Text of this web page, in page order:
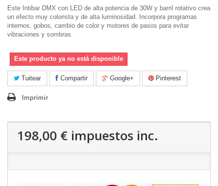
Este Intibar DMX con LED de alta potencia de 30W y barril rotativo crea
un efecto muy colorista y de alta luminosidad. Incorpora programas
internos, gobos, cambio de color y motores de pasos para evitar
vibraciones y sombras.
Este producto ya no está disponible
Tuitear Compartir Google+ Pinterest
Imprimir
198,00 € impuestos inc.